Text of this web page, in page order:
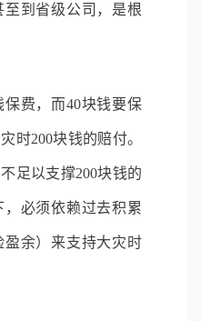
到省级公司，是根
保费，而40块钱要保
时200块钱的赔付。
足以支撑200块钱的
必须依赖过去积累
余）来支持大灾时